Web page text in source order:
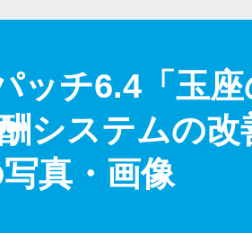
ッチ6.4「玉
システムの改
真・画像